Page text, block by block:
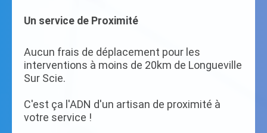
Un service de Proximité
Aucun frais de déplacement pour les
interventions à moins de 20km de Longueville
Sur Scie.
C'est ça l'ADN d'un artisan de proximité à
votre service !